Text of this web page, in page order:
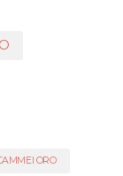
ORO